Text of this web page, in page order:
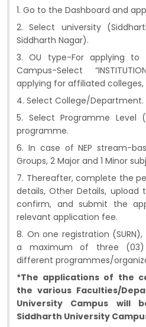
1. Go to the Dashboard and
2. Select university
Siddharth Nagar).
3. OU type-For applying to
Campus-Select
applying for affiliated colleges,
4. Select College/Department.
5. Select Programme Level
programme.
6. In case of NEP stream-
Groups, 2 Major and 1 Minor
7. Thereafter, complete the
details, Other Details, upload
confirm, and submit the
relevant application fee.
8. On one registration
a maximum of three
different programmes/
*The applications of the
the various Faculties/
University Campus will
Siddharth University